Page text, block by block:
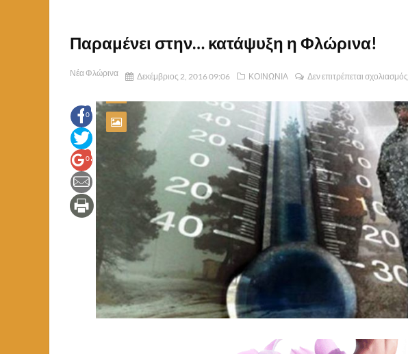
Παραμένει στην… κατάψυξη η Φλώρινα!
Νέα Φλώρινα Δεκέμβριος 2, 2016 09:06 ΚΟΙΝΩΝΙΑ Δεν επιτρέπεται σχολιασμός
0
0